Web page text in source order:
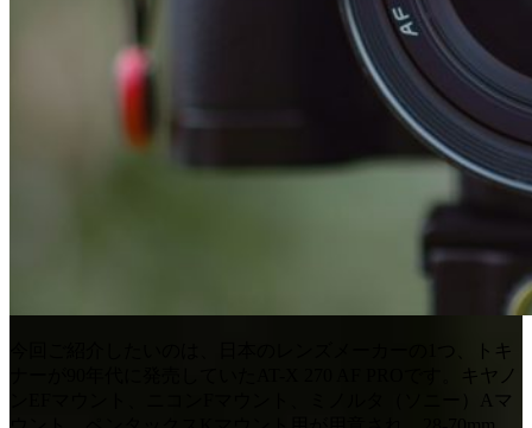
今回ご紹介したいのは、日本のレンズメーカーの1つ、トキ
ナーが90年代に発売していたAT-X 270 AF PROです。キヤノ
ンEFマウント、ニコンFマウント、ミノルタ（ソニー）Aマ